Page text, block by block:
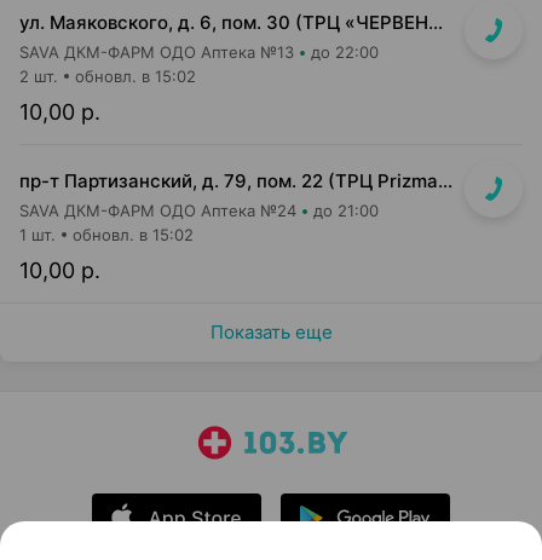
ул. Маяковского, д. 6, пом. 30 (ТРЦ «ЧЕРВЕНСКИЙ» 1-й подземный этаж, вход напротив м-на Доктор Вет)
SAVA ДКМ-ФАРМ ОДО Аптека №13 до 22:00
10,00 р.
2 шт. обновл. в 15:02
пр-т Партизанский, д. 79, пом. 22 (ТРЦ Prizma, 1 этаж вход возле м-на КРАВТ)
SAVA ДКМ-ФАРМ ОДО Аптека №24 до 21:00
10,00 р.
1 шт. обновл. в 15:02
Показать еще